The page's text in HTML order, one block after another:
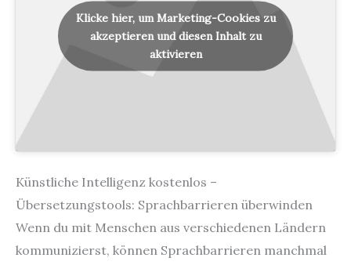
Klicke hier, um Marketing-Cookies zu
akzeptieren und diesen Inhalt zu
aktivieren
Künstliche Intelligenz kostenlos –
Übersetzungstools: Sprachbarrieren überwinden
Wenn du mit Menschen aus verschiedenen Ländern
kommunizierst, können Sprachbarrieren manchmal